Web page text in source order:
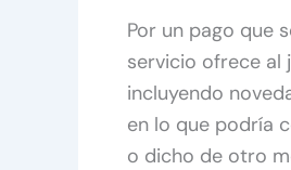
Por un pago que
servicio ofrece al
incluyendo
en lo que podría
o dicho de otro